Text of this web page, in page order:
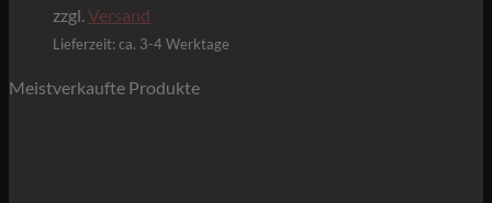
zzgl.Versand
Lieferzeit: ca. 3-4 Werktage
Meistverkaufte Produkte